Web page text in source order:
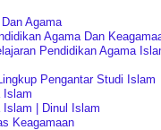
Agama
Agama Dan
Pendidikan Agama
Pengantar Studi Islam
Islam
Islam | Dinul Islam
Keagamaan